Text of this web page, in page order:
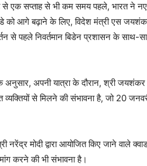
एक सप्ताह से भी कम समय पहले, भारत ने
को आगे बढ़ाने के लिए, विदेश मंत्री एस
से पहले निवर्तमान बिडेन प्रशासन के
के अनुसार, अपनी यात्रा के दौरान, श्री
व्यक्तियों से मिलने की संभावना है, जो 20
नरेंद्र मोदी द्वारा आयोजित किए जाने वाले
मांग करने की भी संभावना है।